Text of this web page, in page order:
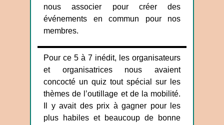
nous associer pour créer des
événements en commun pour nos
membres.
Pour ce 5 à 7 inédit, les organisateurs
et organisatrices nous avaient
concocté un quiz tout spécial sur les
thèmes de l’outillage et de la mobilité.
Il y avait des prix à gagner pour les
plus habiles et beaucoup de bonne